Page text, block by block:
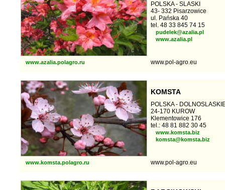
POLSKA - SLASKI
43- 332 Pisarzowice
ul. Pańska 40
tel. 48 33 845 74 15
pudelek@azalia.pl
www.azalia.pl
www.azalia.polagro.ru www.pol-agro.eu
KOMSTA
POLSKA -
24-170 KUROW
Klementowice 176
tel.: 48 81 882 30 45
www.komsta.biz
komsta@komsta.biz
www.komsta.polagro.ru www.pol-agro.eu